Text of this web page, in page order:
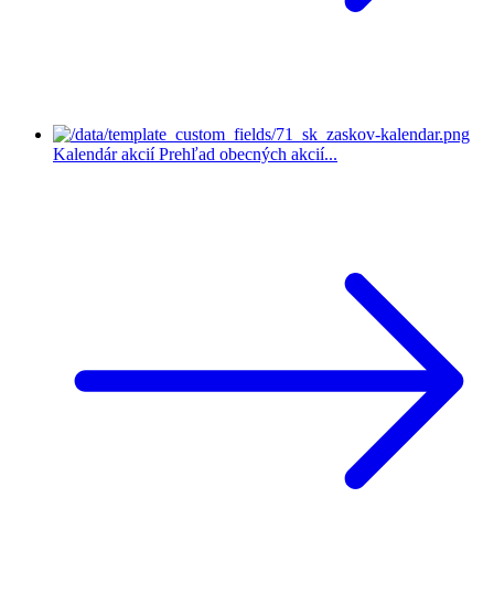
Kalendár akcií Prehľad obecných akcií...